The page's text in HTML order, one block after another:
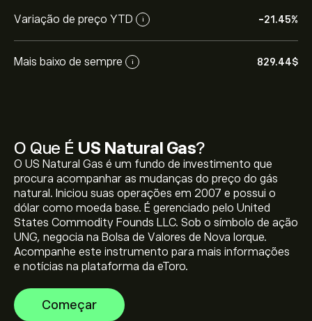
Variação de preço YTD i -21.45%
Mais baixo de sempre i 829.44‎$‎
O Que É US Natural Gas?
O US Natural Gas é um fundo de investimento que
procura acompanhar as mudanças do preço do gás
natural. Iniciou suas operações em 2007 e possui o
dólar como moeda base. É gerenciado pelo United
States Commodity Founds LLC. Sob o símbolo de ação
UNG, negocia na Bolsa de Valores de Nova Iorque.
Acompanhe este instrumento para mais informações
e notícias na plataforma da eToro.
Começar
O preço mais elevado de US Natural Gas é 829.44‎$‎
Selecione o período de tempo "1D" ou "1S" no gráfico
eToro e diminua o zoom para ver os movimentos
Natural Gas variou entre -3.55‎$‎ durante o último ano.
Para comprar UNG, visite "US Natural Gas (UNG)" a
página no website da eToro. Depois de ter criado uma